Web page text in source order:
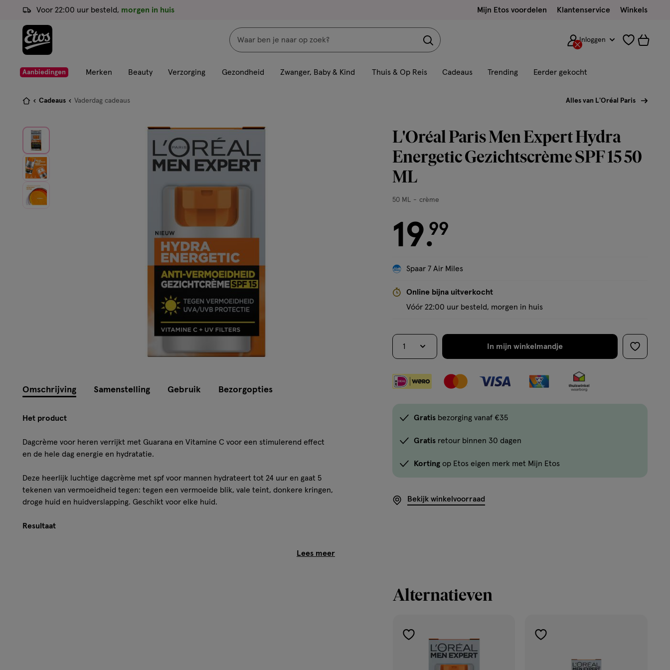
ga
de
hoofd
ga
de
naar
footer
Voor 22:00 uur besteld, morgen in huis Mijn Etos voordelen Klantenservice Winkels
Zoeken
met
venster
met
zoekopties
Inloggen
Aanbiedingen Merken Beauty Verzorging Gezondheid Zwanger, Baby & Kind Thuis & Op Reis Cadeaus Trending Eerder gekocht
Je
hier:
Cadeaus Vaderdag cadeaus Alles van L'Oréal Paris
L'Oréal Paris Men Expert Hydra
Energetic Gezichtscrème SPF 15 50
ML
50
crème
50 ML crème
€ 19.99
19.99
Spaar 7 Air Miles
Online bijna uitverkocht
Vóór 22:00 uur besteld, morgen in huis
1 In mijn winkelmandje
verhoog
met
nog
Gratisbezorging vanaf €35
Gratisretour binnen 30 dagen
Kortingop Etos eigen merk met Mijn Etos
Bekijk winkelvoorraad
Omschrijving Samenstelling Gebruik Bezorgopties
Het product
Dagcrème voor heren verrijkt met Guarana en Vitamine C voor een stimulerend effect
en de hele dag energie en hydratatie.
Deze heerlijk luchtige dagcrème met spf voor mannen hydrateert tot 24 uur en gaat 5
tekenen van vermoeidheid tegen: tegen een vermoeide blik, vale teint, donkere kringen,
droge huid en huidverslapping. Geschikt voor elke huid.
Resultaat
Intens leven, lange dagen en te korte nachten. Ontdek de Hydra Energetic Hydraterende
Alternatieven
toevoegen
verlanglijst
toevoegen
verlanglijst